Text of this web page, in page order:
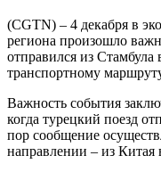
(CGTN) – 4 декабря в
региона произошло
отправился из
транспортному
Важность события
когда турецкий поезд
пор сообщение
направлении – из